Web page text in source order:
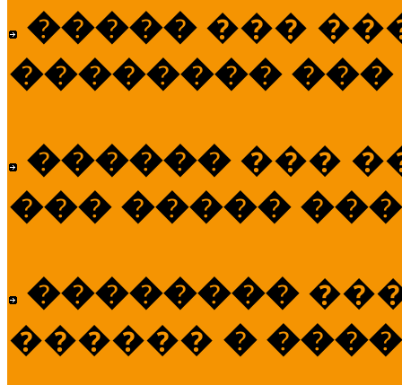
����� ���
�������� ���
������ ���
��� �����
��������
������ �